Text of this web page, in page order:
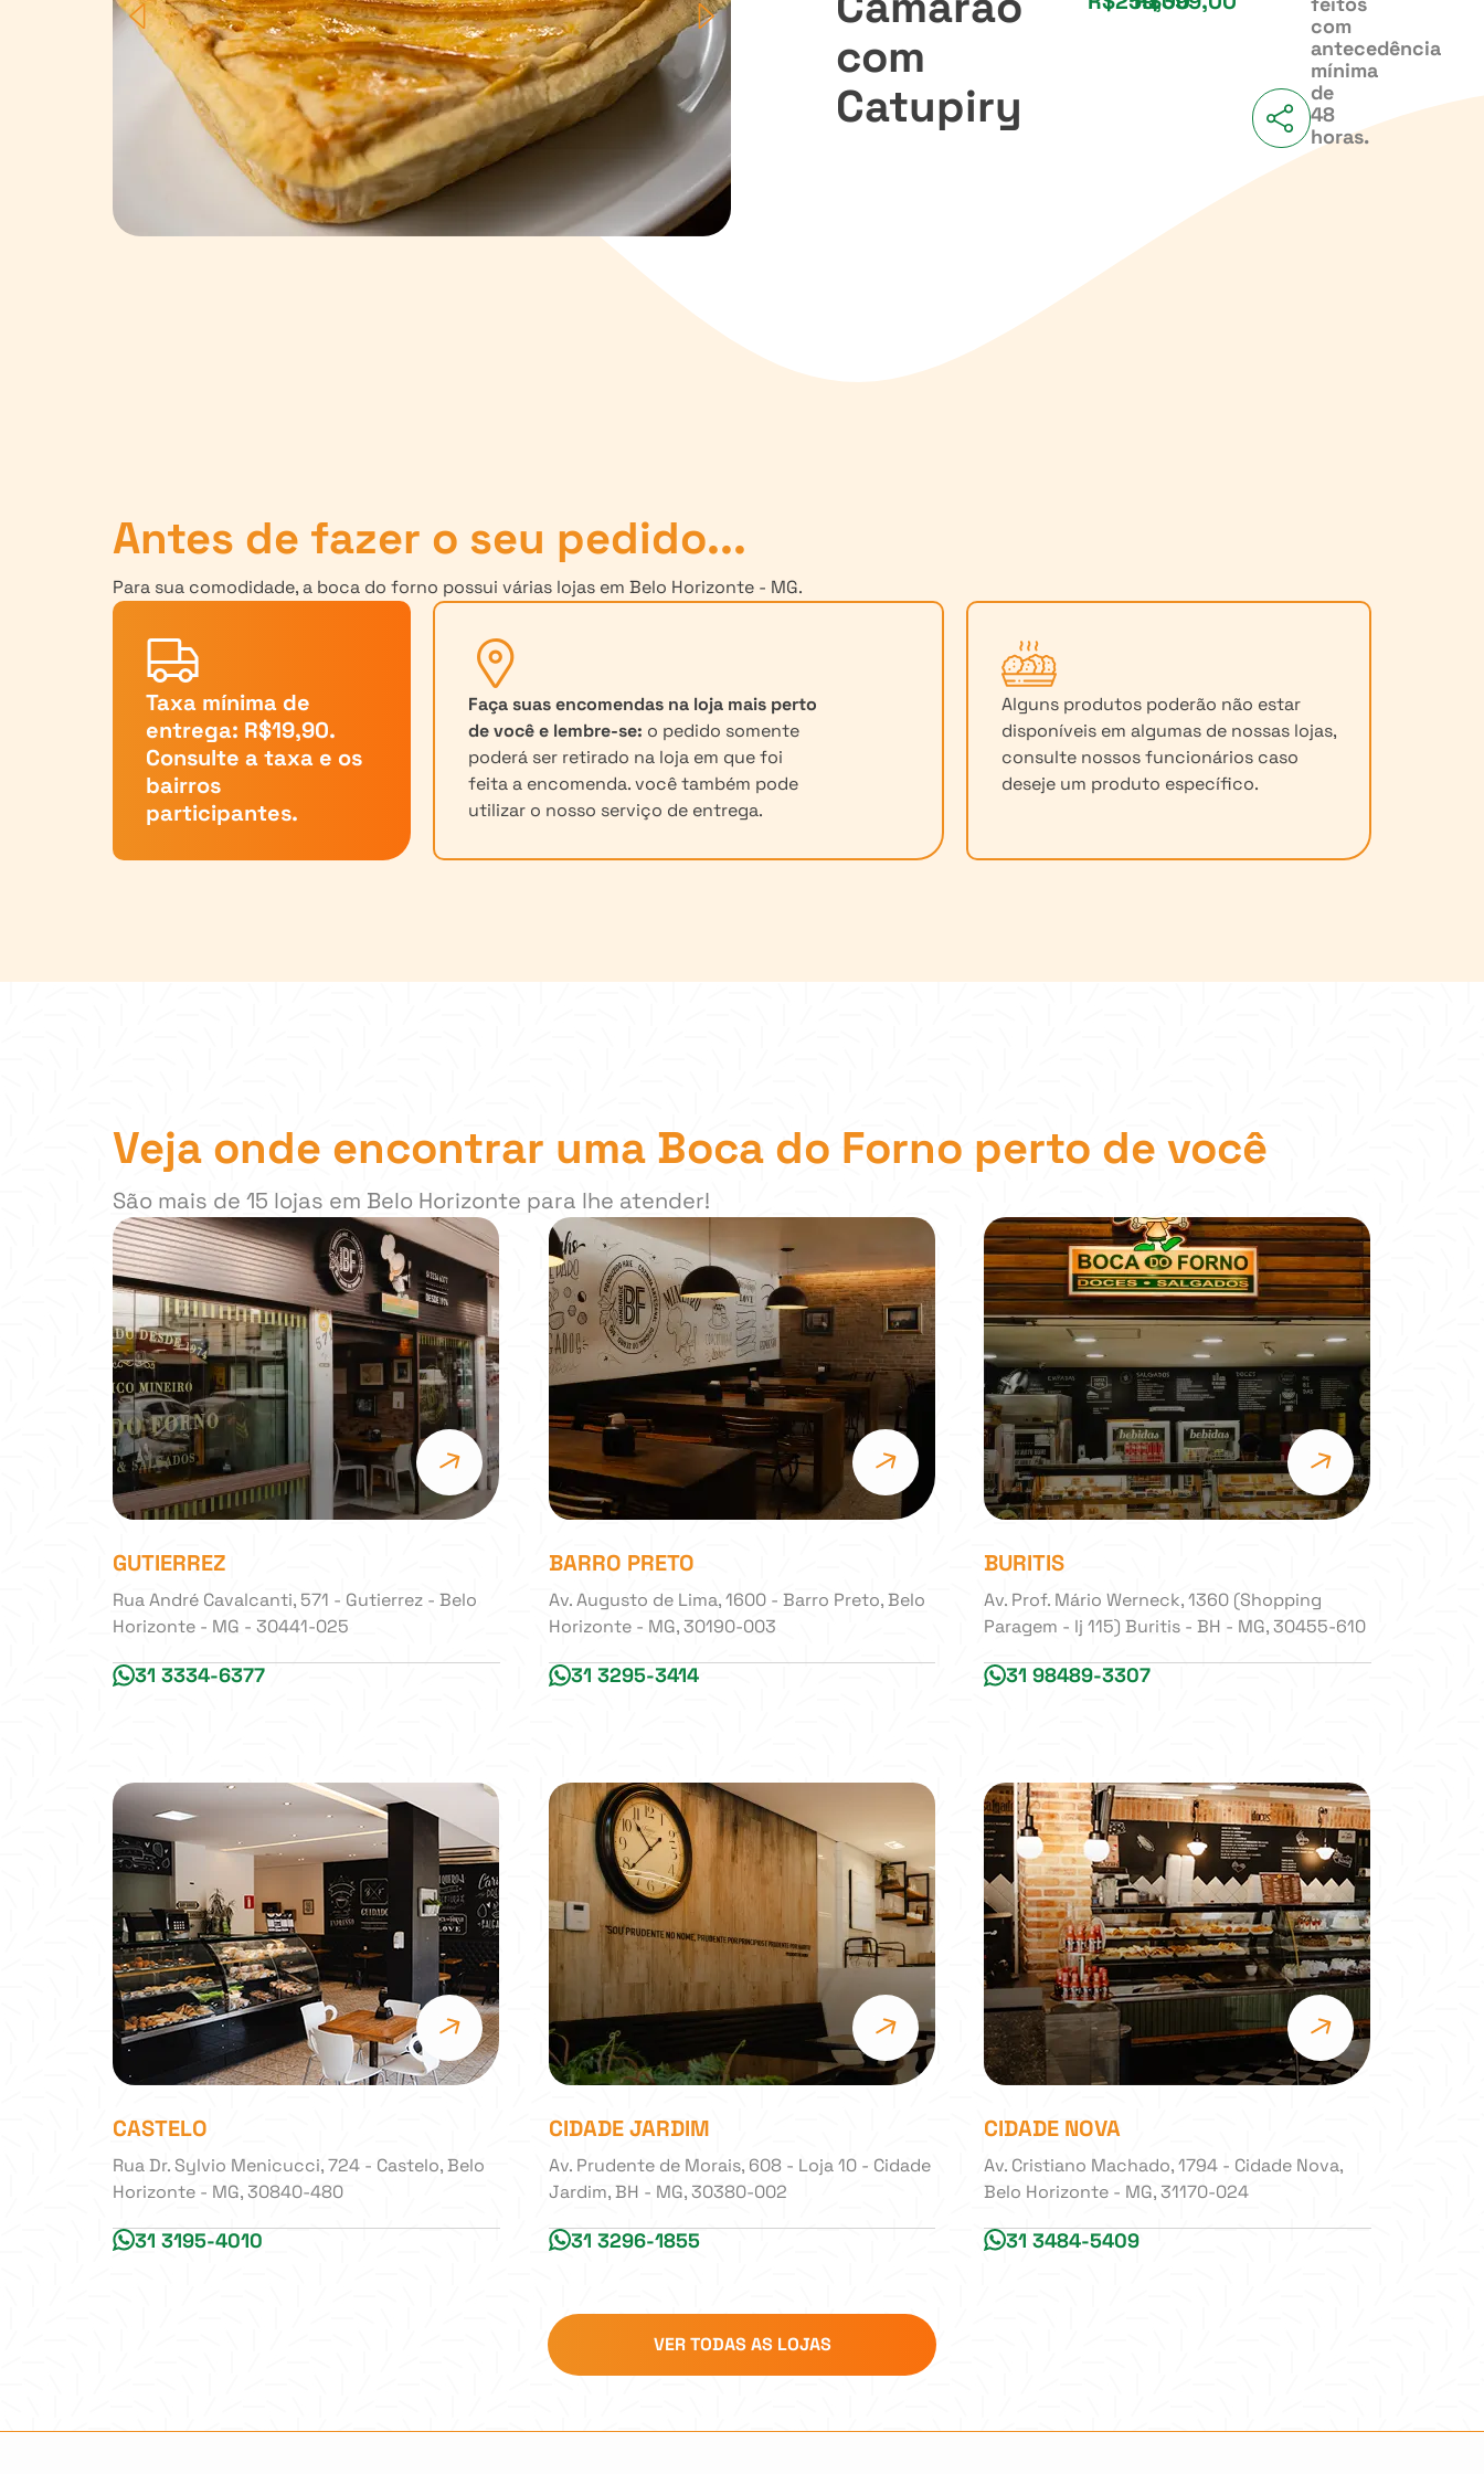
com
Catupiry
com
antecedência
mínima
de
48
horas.
Antes de fazer o seu pedido...
Para sua comodidade, a boca do forno possui várias lojas em Belo Horizonte - MG.
Taxa mínima de
entrega: R$19,90.
Consulte a taxa e os
bairros
participantes.
Faça suas encomendas na loja mais perto
de você e lembre-se: o pedido somente
poderá ser retirado na loja em que foi
feita a encomenda. você também pode
utilizar o nosso serviço de entrega.
Alguns produtos poderão não estar
disponíveis em algumas de nossas lojas,
consulte nossos funcionários caso
deseje um produto específico.
Veja onde encontrar uma Boca do Forno perto de você
São mais de 15 lojas em Belo Horizonte para lhe atender!
GUTIERREZ
Rua André Cavalcanti, 571 - Gutierrez - Belo
Horizonte - MG - 30441-025
31 3334-6377
BARRO PRETO
Av. Augusto de Lima, 1600 - Barro Preto, Belo
Horizonte - MG, 30190-003
31 3295-3414
BURITIS
Av. Prof. Mário Werneck, 1360 (Shopping
Paragem - lj 115) Buritis - BH - MG, 30455-610
31 98489-3307
CASTELO
Rua Dr. Sylvio Menicucci, 724 - Castelo, Belo
Horizonte - MG, 30840-480
31 3195-4010
CIDADE JARDIM
Av. Prudente de Morais, 608 - Loja 10 - Cidade
Jardim, BH - MG, 30380-002
31 3296-1855
CIDADE NOVA
Av. Cristiano Machado, 1794 - Cidade Nova,
Belo Horizonte - MG, 31170-024
31 3484-5409
VER TODAS AS LOJAS